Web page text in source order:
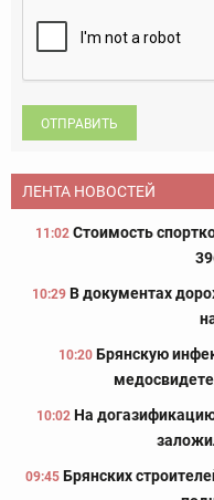
ОТПРАВИТЬ
ЛЕНТА НОВОСТЕЙ
11:02 Стоимость
10:29 В документах
10:20 Брянскую
10:02 На
09:45 Брянских